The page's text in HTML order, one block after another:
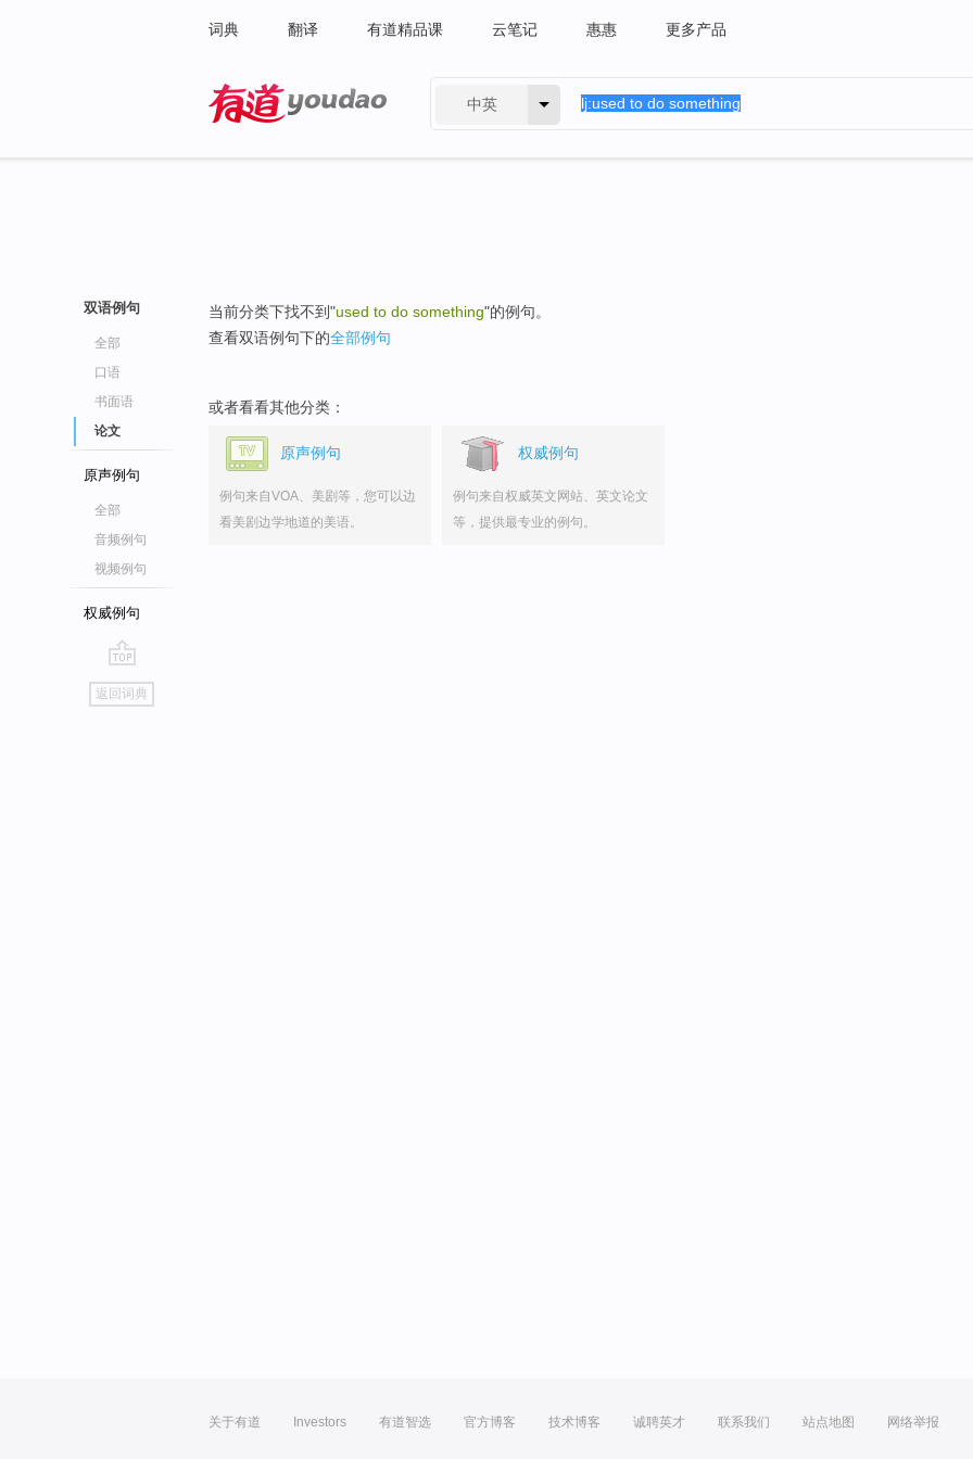
词典 翻译 有道精品课 云笔记 惠惠 更多产品
中英
双语例句
全部
口语
书面语
论文
原声例句
全部
音频例句
视频例句
权威例句
go
top
返回词典
当前分类下找不到"used to do something"的例句。
查看双语例句下的全部例句
或者看看其他分类：
原声例句
例句来自VOA、美剧等，您可以边
看美剧边学地道的美语。
权威例句
例句来自权威英文网站、英文论文
等，提供最专业的例句。
关于有道 Investors 有道智选 官方博客 技术博客 诚聘英才 联系我们 站点地图 网络举报